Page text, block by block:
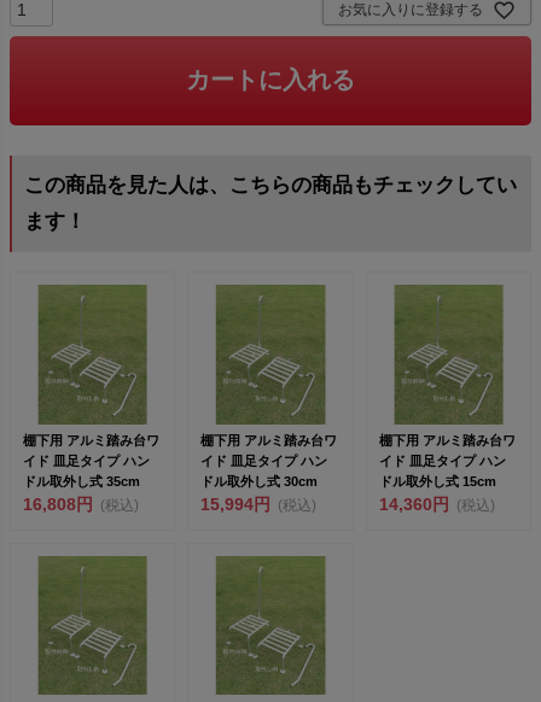
お気に入りに登録する
カートに入れる
この商品を見た人は、こちらの商品もチェックしてい
ます！
棚下用 アルミ踏み台ワ
イド 皿足タイプ ハン
ドル取外し式 35cm
16,808円 (税込)
棚下用 アルミ踏み台ワ
イド 皿足タイプ ハン
ドル取外し式 30cm
15,994円 (税込)
棚下用 アルミ踏み台ワ
イド 皿足タイプ ハン
ドル取外し式 15cm
14,360円 (税込)